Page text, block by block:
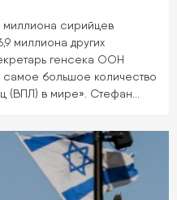
миллиона сирийцев
миллиона других
генсека ООН
самое большое количество
(ВПЛ) в мире». Стефан…